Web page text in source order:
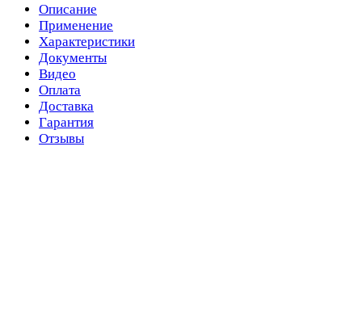
Описание
Применение
Характеристики
Документы
Видео
Оплата
Доставка
Гарантия
Отзывы